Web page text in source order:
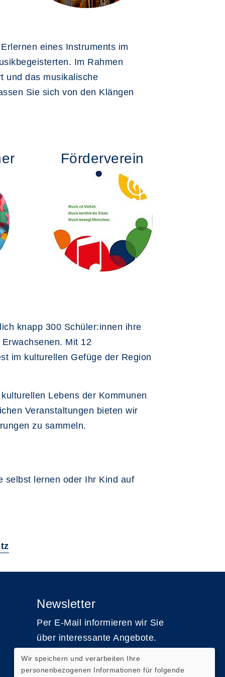
eines Instruments im
Im Rahmen
und das musikalische
Sie sich von den Klängen
Förderverein
knapp 300 Schüler:innen ihre
Mit 12
im kulturellen Gefüge der Region
Lebens der Kommunen
Veranstaltungen bieten wir
zu sammeln.
selbst lernen oder Ihr Kind auf
Newsletter
Per E-Mail informieren wir Sie
über interessante Angebote.
Zum Newsletter
Wir speichern und verarbeiten Ihre
personenbezogenen Informationen für folgende